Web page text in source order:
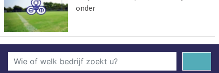
onder